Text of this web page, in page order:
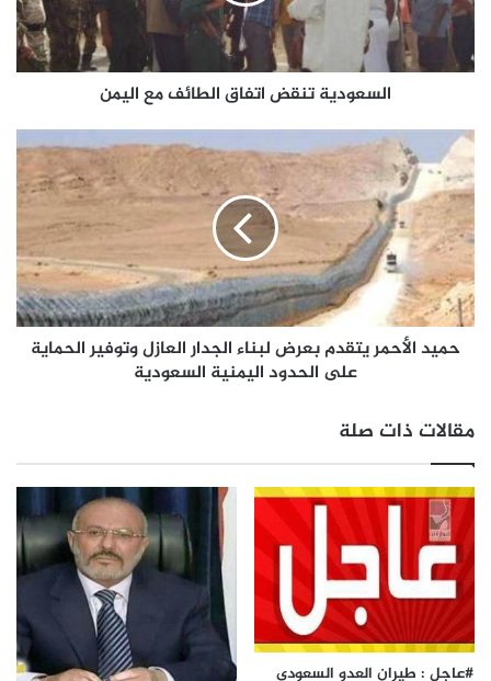
السعودية تنقض اتفاق الطائف مع اليمن
حميد الأحمر يتقدم بعرض لبناء الجدار العازل وتوفير الحماية
على الحدود اليمنية السعودية
مقالات ذات صلة
#عاجل : طيران العدو السعودي